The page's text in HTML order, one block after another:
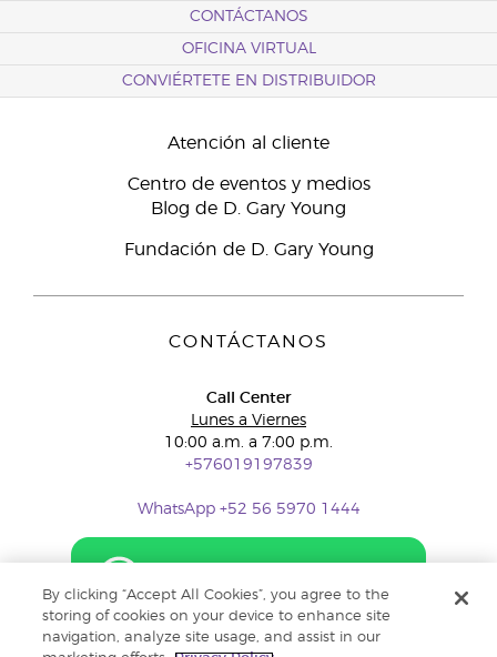
CONTÁCTANOS
OFICINA VIRTUAL
CONVIÉRTETE EN DISTRIBUIDOR
Atención al cliente
Centro de eventos y medios
Blog de D. Gary Young
Fundación de D. Gary Young
CONTÁCTANOS
Call Center
Lunes a Viernes
10:00 a.m. a 7:00 p.m.
+576019197839
WhatsApp +52 56 5970 1444
By clicking “Accept All Cookies”, you agree to the
storing of cookies on your device to enhance site
navigation, analyze site usage, and assist in our